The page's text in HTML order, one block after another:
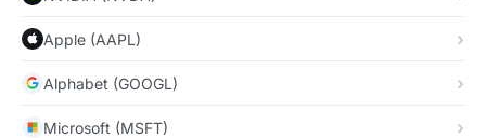
Apple (AAPL)
Alphabet (GOOGL)
Microsoft (MSFT)